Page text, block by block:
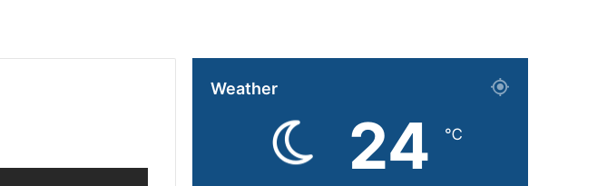
Weather
24 ℃